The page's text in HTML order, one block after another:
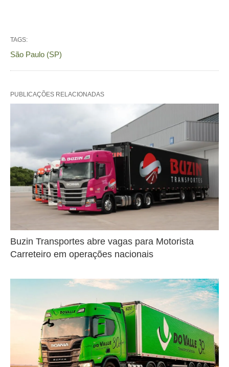
TAGS:
São Paulo (SP)
PUBLICAÇÕES RELACIONADAS
Buzin Transportes abre vagas para Motorista
Carreteiro em operações nacionais